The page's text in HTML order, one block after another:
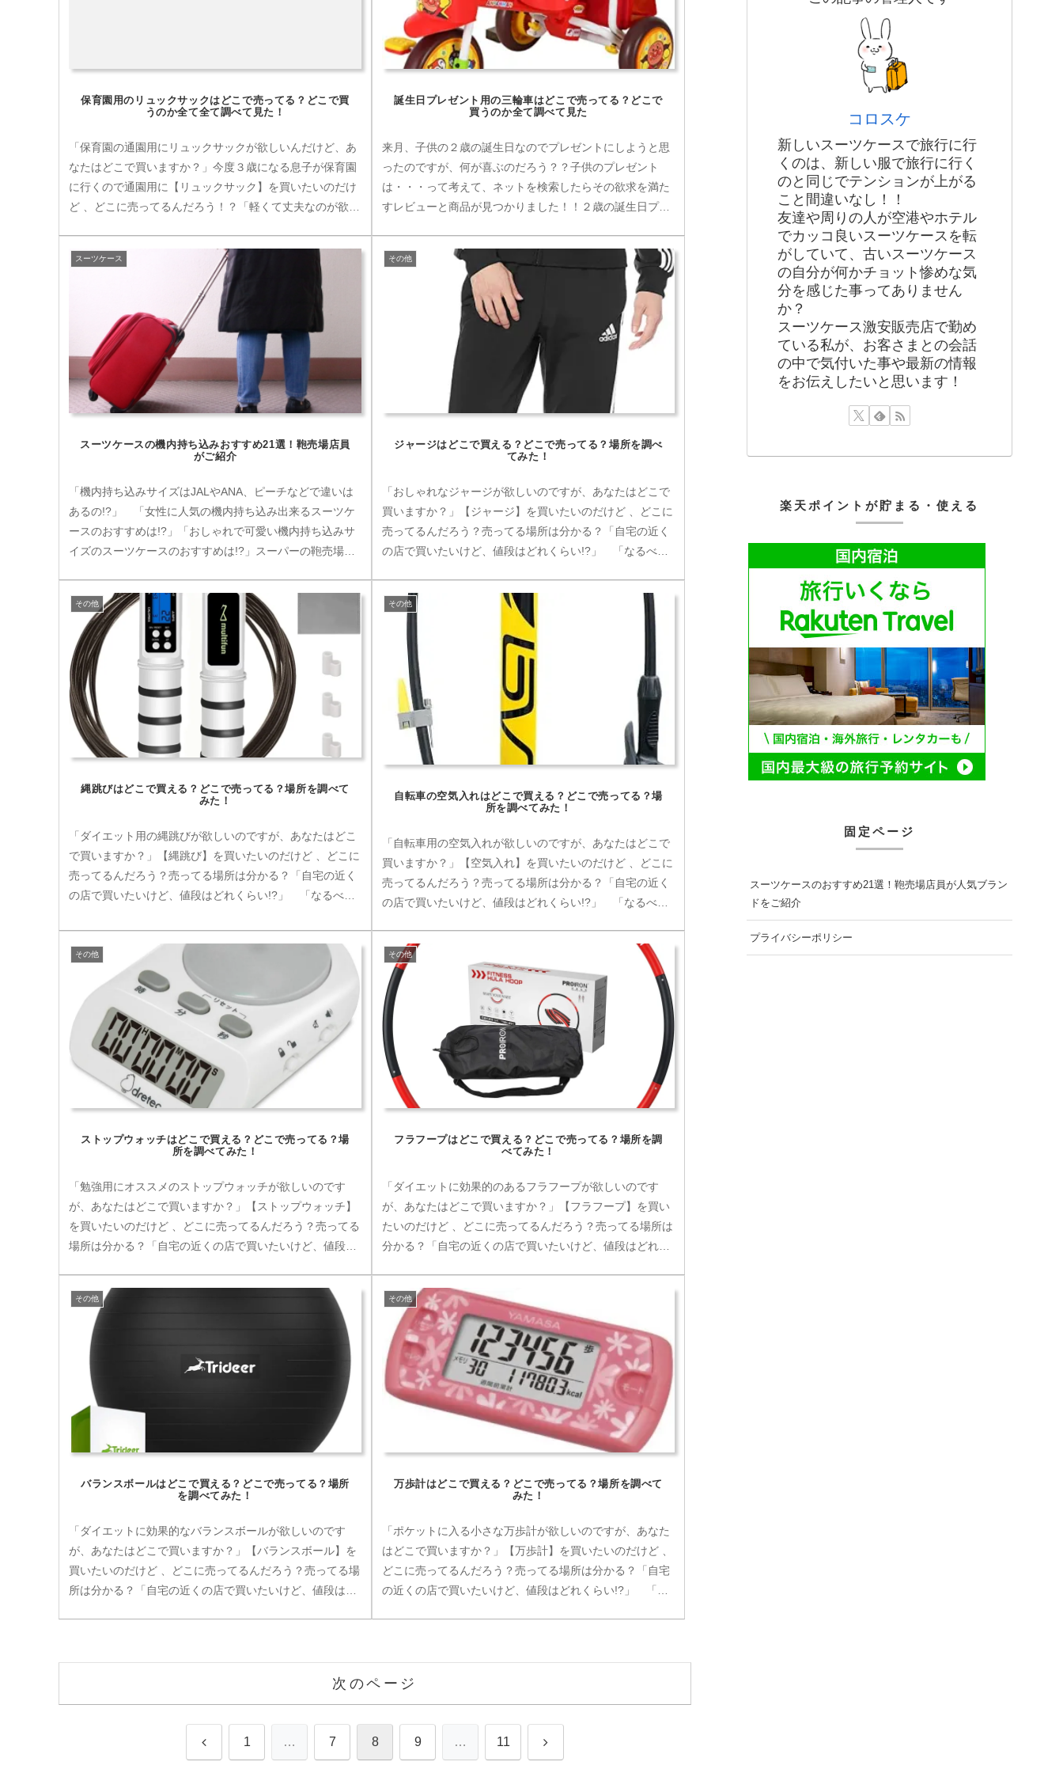
保育園用のリュックサックはどこで売ってる？どこで買
うのか全て全て調べて見た！
「保育園の通園用にリュックサックが欲しいんだけど、あ
なたはどこで買いますか？」今度３歳になる息子が保育園
に行くので通園用に【リュックサック】を買いたいのだけ
ど 、どこに売ってるんだろう！？「軽くて丈夫なのが欲し
誕生日プレゼント用の三輪車はどこで売ってる？どこで
買うのか全て調べて見た
来月、子供の２歳の誕生日なのでプレゼントにしようと思
ったのですが、何が喜ぶのだろう？？子供のプレゼント
は・・・って考えて、ネットを検索したらその欲求を満た
すレビューと商品が見つかりました！！２歳の誕生日プレ
スーツケース
スーツケースの機内持ち込みおすすめ21選！鞄売場店員
がご紹介
「機内持ち込みサイズはJALやANA、ピーチなどで違いは
あるの!?」 「女性に人気の機内持ち込み出来るスーツケ
ースのおすすめは!?」「おしゃれで可愛い機内持ち込みサ
イズのスーツケースのおすすめは!?」スーパーの鞄売場に
その他
ジャージはどこで買える？どこで売ってる？場所を調べ
てみた！
「おしゃれなジャージが欲しいのですが、あなたはどこで
買いますか？」【ジャージ】を買いたいのだけど 、どこに
売ってるんだろう？売ってる場所は分かる？「自宅の近く
の店で買いたいけど、値段はどれくらい!?」 「なるべく
その他
縄跳びはどこで買える？どこで売ってる？場所を調べて
みた！
「ダイエット用の縄跳びが欲しいのですが、あなたはどこ
で買いますか？」【縄跳び】を買いたいのだけど 、どこに
売ってるんだろう？売ってる場所は分かる？「自宅の近く
の店で買いたいけど、値段はどれくらい!?」 「なるべく
その他
自転車の空気入れはどこで買える？どこで売ってる？場
所を調べてみた！
「自転車用の空気入れが欲しいのですが、あなたはどこで
買いますか？」【空気入れ】を買いたいのだけど 、どこに
売ってるんだろう？売ってる場所は分かる？「自宅の近く
の店で買いたいけど、値段はどれくらい!?」 「なるべく
その他
ストップウォッチはどこで買える？どこで売ってる？場
所を調べてみた！
「勉強用にオススメのストップウォッチが欲しいのです
が、あなたはどこで買いますか？」【ストップウォッチ】
を買いたいのだけど 、どこに売ってるんだろう？売ってる
場所は分かる？「自宅の近くの店で買いたいけど、値段は
その他
フラフープはどこで買える？どこで売ってる？場所を調
べてみた！
「ダイエットに効果的のあるフラフープが欲しいのです
が、あなたはどこで買いますか？」【フラフープ】を買い
たいのだけど 、どこに売ってるんだろう？売ってる場所は
分かる？「自宅の近くの店で買いたいけど、値段はどれく
その他
バランスボールはどこで買える？どこで売ってる？場所
を調べてみた！
「ダイエットに効果的なバランスボールが欲しいのです
が、あなたはどこで買いますか？」【バランスボール】を
買いたいのだけど 、どこに売ってるんだろう？売ってる場
所は分かる？「自宅の近くの店で買いたいけど、値段はど
その他
万歩計はどこで買える？どこで売ってる？場所を調べて
みた！
「ポケットに入る小さな万歩計が欲しいのですが、あなた
はどこで買いますか？」【万歩計】を買いたいのだけど 、
どこに売ってるんだろう？売ってる場所は分かる？「自宅
の近くの店で買いたいけど、値段はどれくらい!?」 「な
次のページ
前 1 … 7 8 9 … 11 次
コロスケ
新しいスーツケースで旅行に行
くのは、新しい服で旅行に行く
のと同じでテンションが上がる
こと間違いなし！！
友達や周りの人が空港やホテル
でカッコ良いスーツケースを転
がしていて、古いスーツケース
の自分が何かチョット惨めな気
分を感じた事ってありません
か？
スーツケース激安販売店で勤め
ている私が、お客さまとの会話
の中で気付いた事や最新の情報
をお伝えしたいと思います！
楽天ポイントが貯まる・使える
固定ページ
スーツケースのおすすめ21選！鞄売場店員が人気ブラン
ドをご紹介
プライバシーポリシー